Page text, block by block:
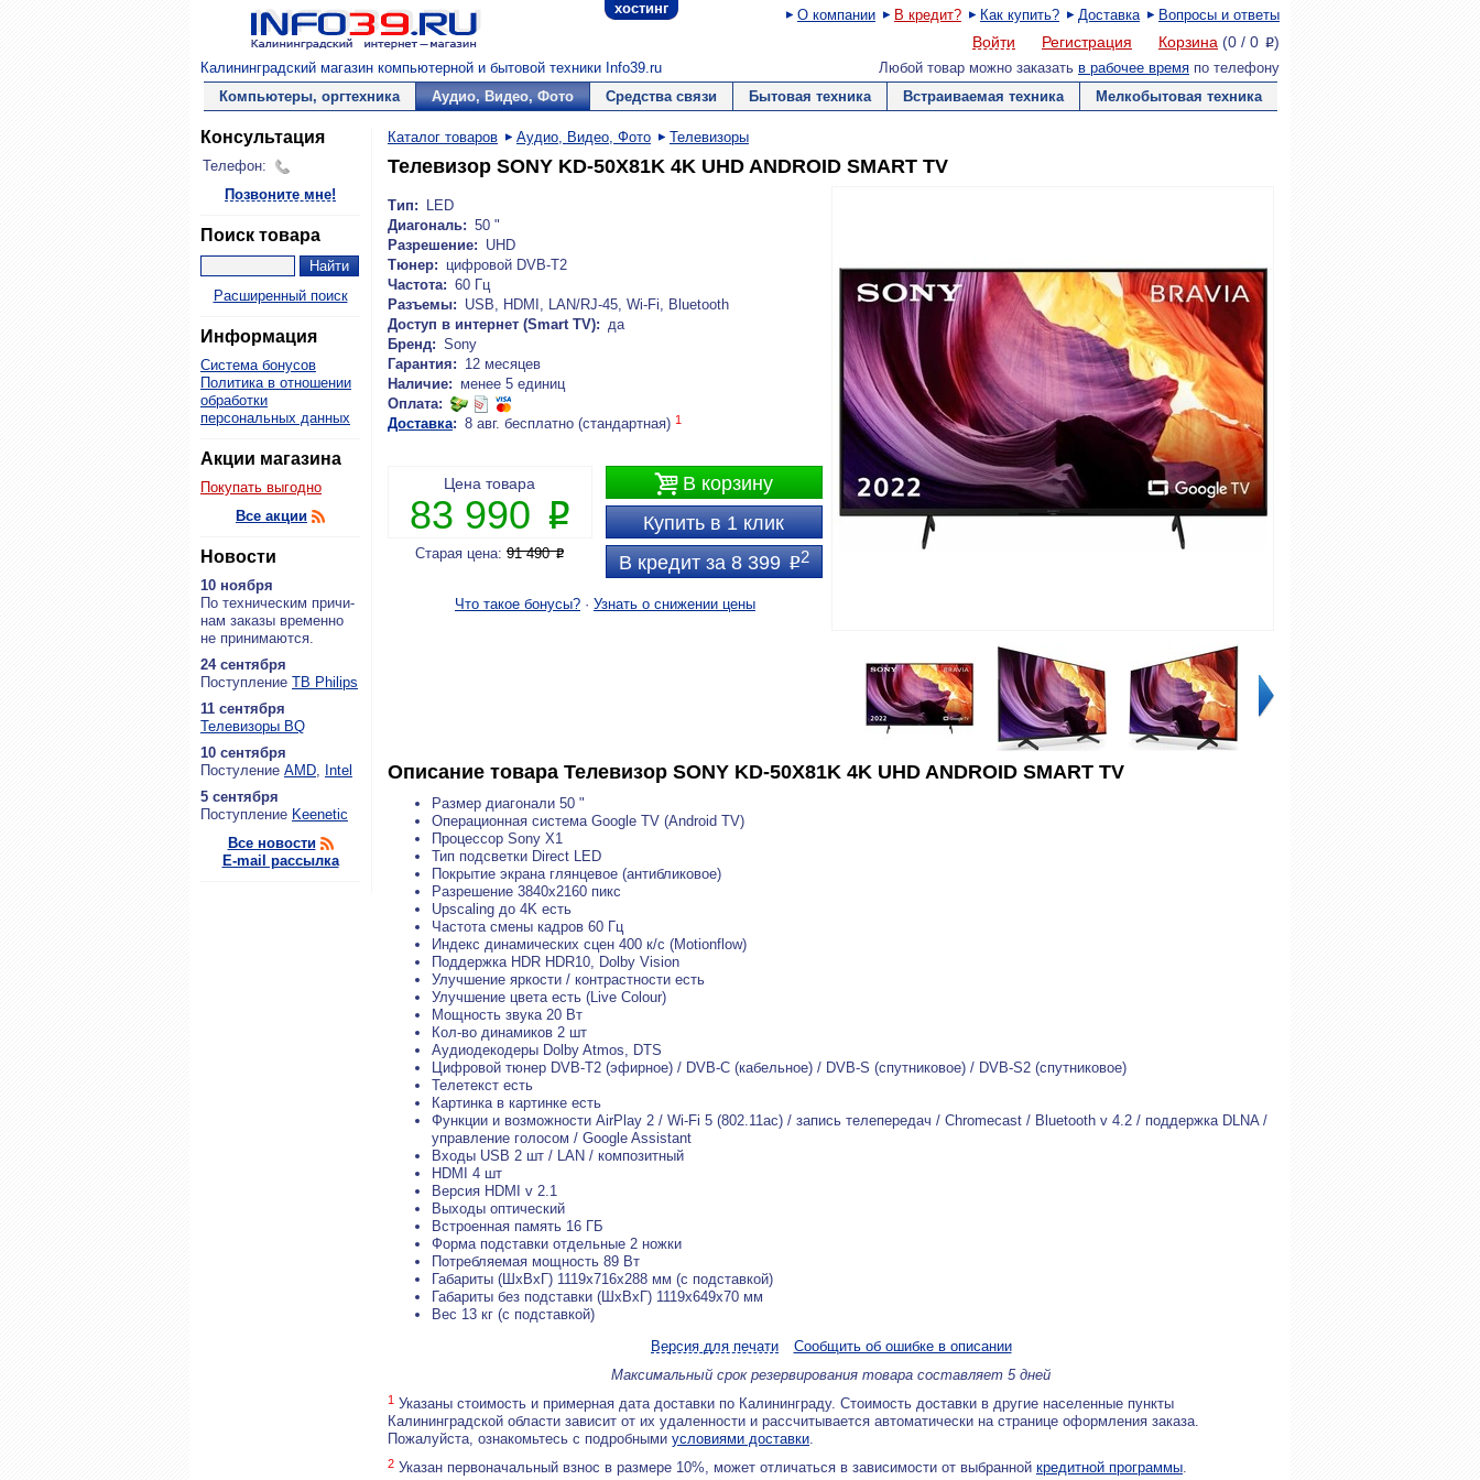
хостинг О компании В кредит? Как купить? Доставка Вопросы и ответы
Войти Регистрация Корзина (0 / 0 P)
Калининградский магазин компьютерной и бытовой техники Info39.ru Любой товар можно заказать в рабочее время по телефону
Компьютеры, оргтехника
Аудио, Видео, Фото Средства связи Бытовая техника Встраиваемая техника Мелкобытовая техника
Консультация
Телефон:
Позвоните мне!
Поиск товара
Расширенный поиск
Информация
Система бонусов
Политика в отношении
обработки
персональных данных
Акции магазина
Покупать выгодно
Все акции
Новости
10 ноября
По тех­ни­че­ским при­чи­
нам за­ка­зы вре­мен­но
не при­ни­ма­ют­ся.
24 сентября
По­ступ­ле­ние ТВ Philips
11 сентября
Теле­ви­зо­ры BQ
10 сентября
По­сту­ле­ние AMD, Intel
5 сентября
По­ступ­ле­ние Keenetic
Все новости
E-mail рассылка
Каталог товаров Аудио, Видео, Фото Телевизоры
Телевизор SONY KD-50X81K 4K UHD ANDROID SMART TV
Тип:
LED
Диагональ: 50 "
Разрешение: UHD
Тюнер: цифровой DVB-T2
Частота: 60 Гц
Разъемы: USB, HDMI, LAN/RJ-45, Wi-Fi, Bluetooth
Доступ в интернет (Smart TV): да
Бренд: Sony
Гарантия: 12 месяцев
Наличие: менее 5 единиц
Оплата:
Доставка: 8 авг. бесплатно (стандартная) 1
В корзину
Купить в 1 клик
В кредит за 8 399P2
Цена товара
83 990 P
Старая цена:91 490P
Что такое бонусы? · Узнать о снижении цены
Описание товара Телевизор SONY KD-50X81K 4K UHD ANDROID SMART TV
Размер диагонали 50 "
Операционная система Google TV (Android TV)
Процессор Sony X1
Тип подсветки Direct LED
Покрытие экрана глянцевое (антибликовое)
Разрешение 3840x2160 пикс
Upscaling до 4K есть
Частота смены кадров 60 Гц
Индекс динамических сцен 400 к/с (Motionflow)
Поддержка HDR HDR10, Dolby Vision
Улучшение яркости / контрастности есть
Улучшение цвета есть (Live Colour)
Мощность звука 20 Вт
Кол-во динамиков 2 шт
Аудиодекодеры Dolby Atmos, DTS
Цифровой тюнер DVB-T2 (эфирное) / DVB-C (кабельное) / DVB-S (спутниковое) / DVB-S2 (спутниковое)
Телетекст есть
Картинка в картинке есть
Функции и возможности AirPlay 2 / Wi-Fi 5 (802.11ac) / запись телепередач / Chromecast / Bluetooth v 4.2 / поддержка DLNA /
управление голосом / Google Assistant
Входы USB 2 шт / LAN / композитный
HDMI 4 шт
Версия HDMI v 2.1
Выходы оптический
Встроенная память 16 ГБ
Форма подставки отдельные 2 ножки
Потребляемая мощность 89 Вт
Габариты (ШхВхГ) 1119x716x288 мм (с подставкой)
Габариты без подставки (ШхВхГ) 1119x649x70 мм
Вес 13 кг (с подставкой)
Версия для печати
Сообщить об ошибке в описании
Максимальный срок резервирования товара составляет 5 дней
1 Указаны стоимость и примерная дата доставки по Калининграду. Стоимость доставки в другие населенные пункты
Калининградской области зависит от их удаленности и рассчитывается автоматически на странице оформления заказа.
Пожалуйста, ознакомьтесь с подробными условиями доставки.
2 Указан первоначальный взнос в размере 10%, может отличаться в зависимости от выбранной кредитной программы.